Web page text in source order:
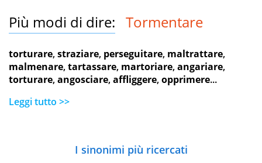
Più modi di dire: Tormentare
torturare,straziare, perseguitare, maltrattare,
malmenare,tartassare, martoriare,angariare,
torturare,angosciare,affliggere,opprimere...
Leggi tutto >>
I sinonimi più ricercati